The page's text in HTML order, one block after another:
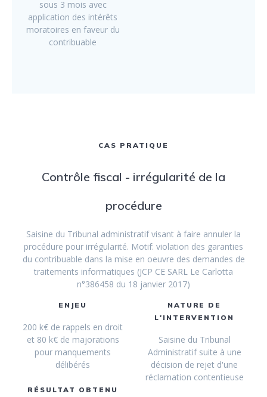
sous 3 mois avec
application des intérêts
moratoires en faveur du
contribuable
CAS PRATIQUE
Contrôle fiscal - irrégularité de la
procédure
Saisine du Tribunal administratif visant à faire annuler la
procédure pour irrégularité. Motif: violation des garanties
du contribuable dans la mise en oeuvre des demandes de
traitements informatiques (JCP CE SARL Le Carlotta
n°386458 du 18 janvier 2017)
ENJEU
200 k€ de rappels en droit
et 80 k€ de majorations
pour manquements
délibérés
RÉSULTAT OBTENU
NATURE DE
L'INTERVENTION
Saisine du Tribunal
Administratif suite à une
décision de rejet d'une
réclamation contentieuse